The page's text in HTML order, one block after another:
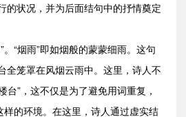
的状况，并为后面结句中的抒情奠定
“烟雨”即如烟般的蒙蒙细雨。这句
全笼罩在风烟云雨中。这里，诗人不
台”，这不仅是为了避免用词重复，
样的环境。在这里，诗人通过虚实结